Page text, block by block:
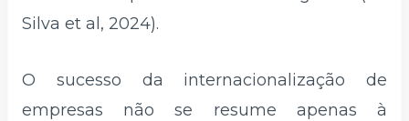
Silva et al, 2024).
O sucesso da internacionalização de
empresas não se resume apenas à